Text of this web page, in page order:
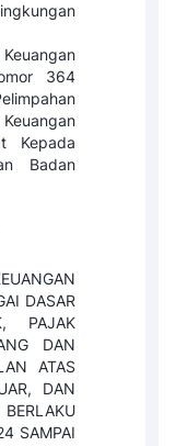
364
Kepada
Badan
DASAR
PAJAK
DAN
ATAS
DAN
SAMPAI